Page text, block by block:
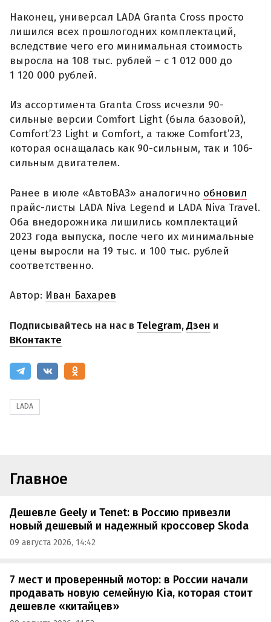
Наконец, универсал LADA Granta Cross просто
лишился всех прошлогодних комплектаций,
вследствие чего его минимальная стоимость
выросла на 108 тыс. рублей – с 1 012 000 до
1 120 000 рублей.
Из ассортимента Granta Cross исчезли 90-
сильные версии Comfort Light (была базовой),
Comfort’23 Light и Comfort, а также Comfort’23,
которая оснащалась как 90-сильным, так и 106-
сильным двигателем.
Ранее в июле «АвтоВАЗ» аналогично обновил
прайс-листы LADA Niva Legend и LADA Niva Travel.
Оба внедорожника лишились комплектаций
2023 года выпуска, после чего их минимальные
цены выросли на 19 тыс. и 100 тыс. рублей
соответственно.
Автор: Иван Бахарев
Подписывайтесь на нас в Telegram,Дзен и
ВКонтакте
LADA
Главное
Дешевле Geely и Tenet: в Россию привезли
новый дешевый и надежный кроссовер Skoda
09 августа 2026, 14:42
7 мест и проверенный мотор: в России начали
продавать новую семейную Kia, которая стоит
дешевле «китайцев»